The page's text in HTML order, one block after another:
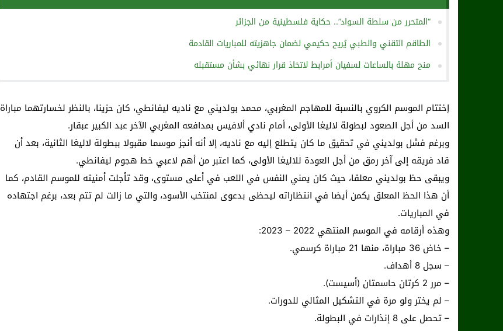
“المتحرر من سلطة السواد”.. حكاية فلسطينية من الجزائر
الطاقم التقني والطبي يُريح حكيمي لضمان جاهزيته للمباريات القادمة
منح مهلة بالساعات لسفيان أمرابط لاتخاذ قرار نهائي بشأن مستقبله
إختتام الموسم الكروي بالنسبة للمهاجم المغربي، محمد بولديني مع ناديه ليفانطي، كان حزينا، بالنظر لخسارتهما مباراة
السد من أجل الصعود لبطولة لاليغا الأولى، أمام نادي ألافيس بمدافعه المغربي الآخر عبد الكبير عبقار.
وبرغم فشل بولديني في تحقيق ما كان يتطلع إليه مع ناديه، إلا أنه أنجز موسما مقبولا ببطولة لاليغا الثانية، بعد أن
قاد فريقه إلى آخر رمق من أجل العودة للاليغا الأولى، كما اعتبر من أهم لاعبي خط هجوم ليفانطي.
ويبقى حظ بولديني معلقا، حيث كان يمني النفس في اللعب في أعلى مستوى، وقد تأجلت أمنيته للموسم القادم، كما
أن هذا الحظ المعلق يكمن أيضا في انتظاراته ليحظى بدعوى لمنتخب الأسود، والتي ما زالت لم تتم بعد، برغم اجتهاده
في المباريات.
وهذه أرقامه في الموسم المنتهي 2022 – 2023:
– خاض 36 مباراة، منها 21 مباراة كرسمي.
– سجل 8 أهداف.
– مرر 2 كرتان حاسمتان (أسيست).
– لم يختر ولو مرة في التشكيل المثالي للدورات.
– تحصل على 8 إنذارات في البطولة.